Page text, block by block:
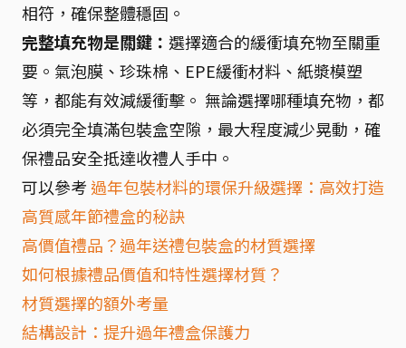
相符，確保整體穩固。
完整填充物是關鍵： 選擇適合的緩衝填充物至關重
要。氣泡膜、珍珠棉、EPE緩衝材料、紙漿模塑
等，都能有效減緩衝擊。 無論選擇哪種填充物，都
必須完全填滿包裝盒空隙，最大程度減少晃動，確
保禮品安全抵達收禮人手中。
可以參考 過年包裝材料的環保升級選擇：高效打造
高質感年節禮盒的秘訣
高價值禮品？過年送禮包裝盒的材質選擇
如何根據禮品價值和特性選擇材質？
材質選擇的額外考量
結構設計：提升過年禮盒保護力